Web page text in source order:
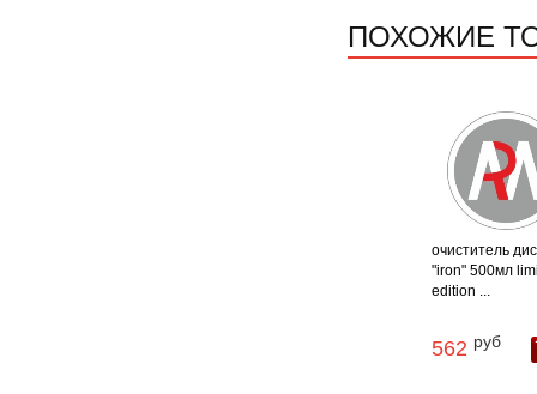
ПОХОЖИЕ
очиститель
"iron" 500мл
edition ...
562 руб